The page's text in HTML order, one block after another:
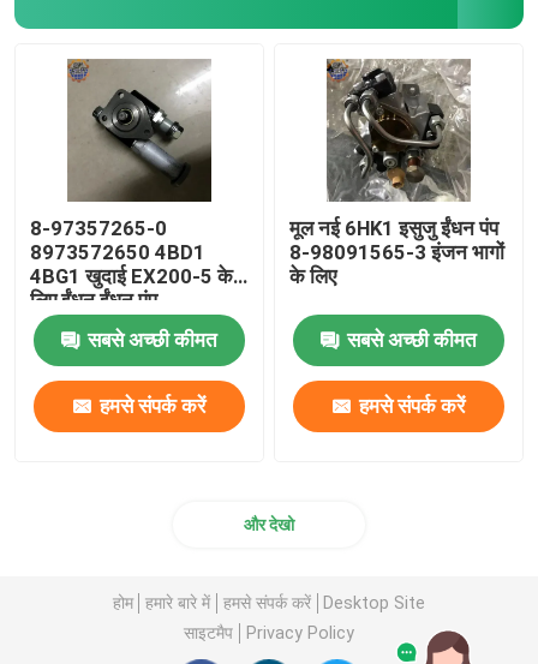
8-97357265-0
8973572650 4BD1
4BG1 खुदाई EX200-5 के
लिए ईंधन ईंधन पंप
सबसे अच्छी कीमत
हमसे संपर्क करें
मूल नई 6HK1 इसुजु ईंधन पंप
8-98091565-3 इंजन भागों
के लिए
सबसे अच्छी कीमत
हमसे संपर्क करें
और देखो
होम हमारे बारे में हमसे संपर्क करें
Desktop Site
साइटमैप
Privacy Policy